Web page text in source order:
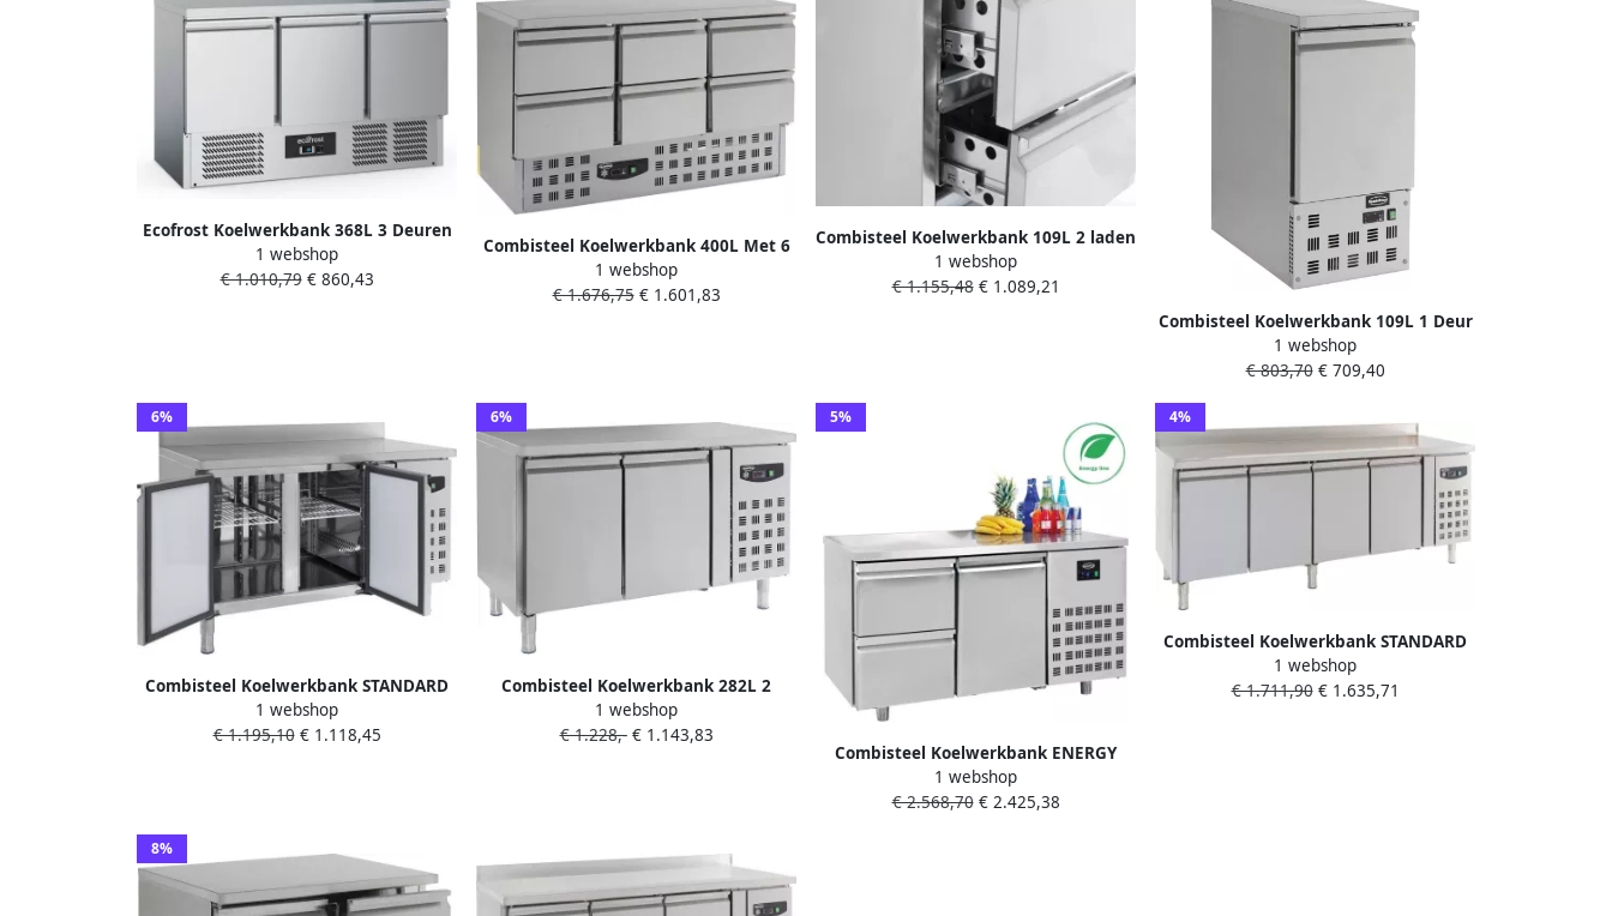
Ecofrost Koelwerkbank 368L 3 Deuren
1 1 GN +2°C +8°C Statisch + Ventilator
1365x700x876mm
1 webshop
€ 1.010,79€ 860,43
Combisteel Koelwerkbank 400L Met 6
Laden 1365x700x875mm
1 webshop
€ 1.676,75€ 1.601,83
Combisteel Koelwerkbank 109L 2 laden
1 1 GN +2 +8°C 0.12kW 230V
435x700x870mm
1 webshop
€ 1.155,48€ 1.089,21
Combisteel Koelwerkbank 109L 1 Deur
1 1 GN +2 +8°C 0.12kW 230V
435x700x870mm
1 webshop
€ 803,70€ 709,40
6%
Combisteel Koelwerkbank STANDARD
LINE 282L 2 Deuren 1 1 GN -2°C +8°C
Geforceerd Achter Rand 1360x700x850
1 webshop
€ 1.195,10€ 1.118,45
6%
Combisteel Koelwerkbank 282L 2
Deuren 1 1 GN +2°C +8°C Geforceerd
0.34kW 1360x700x850mm
1 webshop
€ 1.228,-€ 1.143,83
5%
Combisteel Koelwerkbank ENERGY
LINE Energiezuinig 474L 2 Deuren + 2
Laden 1 1 GN -2°C +8°C Geforceerd
1 webshop
€ 2.568,70€ 2.425,38
4%
Combisteel Koelwerkbank STANDARD
LINE 553L 4 Deuren 1 1 GN -2°C +8°C
Geforceerd Achter Rand 2230x700x850
1 webshop
€ 1.711,90€ 1.635,71
8%